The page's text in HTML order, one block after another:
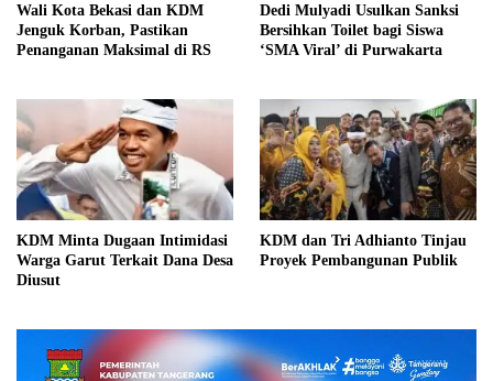
Wali Kota Bekasi dan KDM
Jenguk Korban, Pastikan
Penanganan Maksimal di RS
Dedi Mulyadi Usulkan Sanksi
Bersihkan Toilet bagi Siswa
‘SMA Viral’ di Purwakarta
KDM Minta Dugaan Intimidasi
Warga Garut Terkait Dana Desa
Diusut
KDM dan Tri Adhianto Tinjau
Proyek Pembangunan Publik